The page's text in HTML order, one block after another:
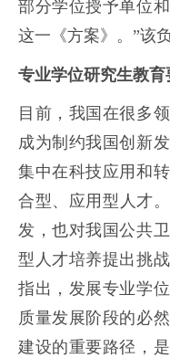
部分学位授予单位
这一《方案》。”
专业学位研究生教
目前，我国在很多
成为制约我国创新
集中在科技应用和
合型、应用型人才
发，也对我国公共
型人才培养提出挑战
指出，发展专业学
质量发展阶段的必
建设的重要路径，